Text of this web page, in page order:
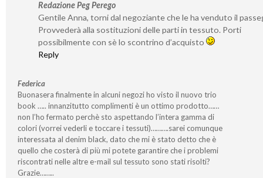
Redazione Peg Perego
Gentile Anna, torni dal negoziante che le ha venduto il
Provvederà alla sostituzioni delle parti in tessuto. Porti
possibilmente con sè lo scontrino d’acquisto
Reply
Federica
Buonasera finalmente in alcuni negozi ho visto il nuovo trio
book ….. innanzitutto complimenti è un ottimo prodotto……
non l’ho fermato perchè sto aspettando l’intera gamma di
colori (vorrei vederli e toccare i tessuti)……….sarei comunque
interessata al denim black, dato che mi è stato detto che è
quello che costerà di più mi potete garantire che i problemi
riscontrati nelle altre e-mail sul tessuto sono stati risolti?
Grazie……..